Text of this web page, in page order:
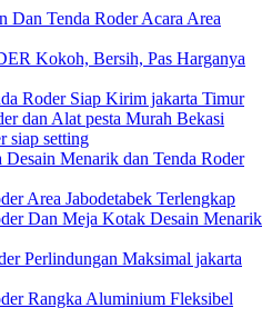
Dan Tenda Roder Acara Area
Kokoh, Bersih, Pas Harganya
Roder Siap Kirim jakarta Timur
dan Alat pesta Murah Bekasi
siap setting
Desain Menarik dan Tenda Roder
Area Jabodetabek Terlengkap
Dan Meja Kotak Desain Menarik
Perlindungan Maksimal jakarta
Rangka Aluminium Fleksibel